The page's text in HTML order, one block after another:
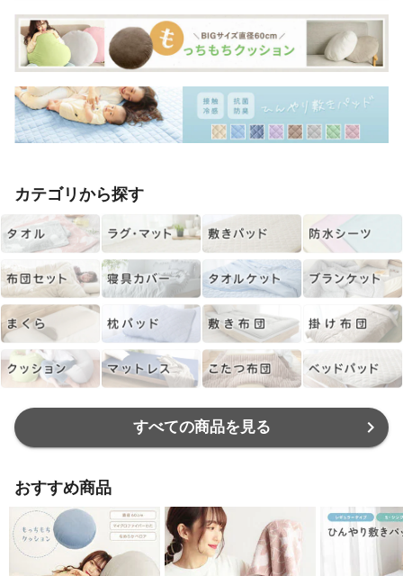
カテゴリから探す
すべての商品を見る
おすすめ商品